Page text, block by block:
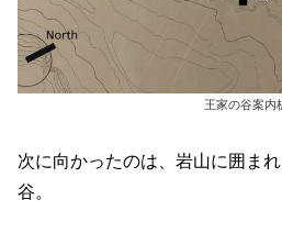
王家の谷案内
次に向かったのは、岩山に囲ま
谷。